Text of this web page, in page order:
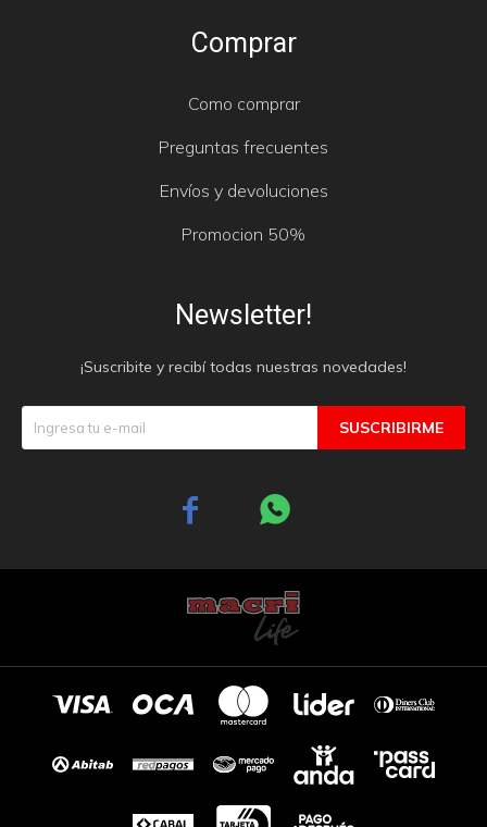
Comprar
Como comprar
Preguntas frecuentes
Envíos y devoluciones
Promocion 50%
Newsletter!
¡Suscribite y recibí todas nuestras novedades!
SUSCRIBIRME
 